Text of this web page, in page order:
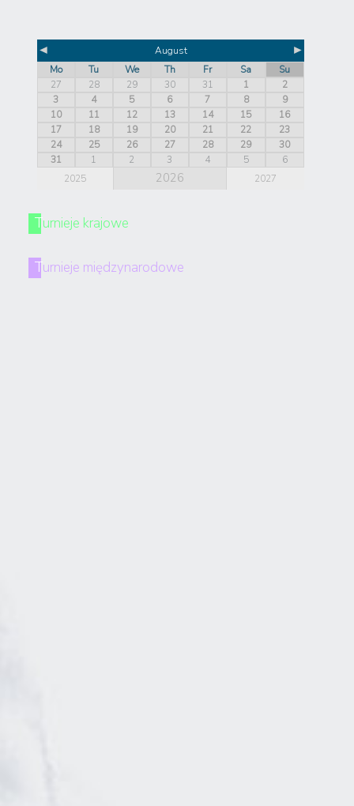
◄ August ►
Mo Tu We Th Fr Sa
Su
27
28 29 30 31 1
2
3
4 5 6 7 8
9
10
11 12 13 14 15
16
17
18 19 20 21 22
23
24
25 26 27 28 29
30
31
1 2 3 4 5
6
2025
2026 2027
Turnieje krajowe
Turnieje międzynarodowe